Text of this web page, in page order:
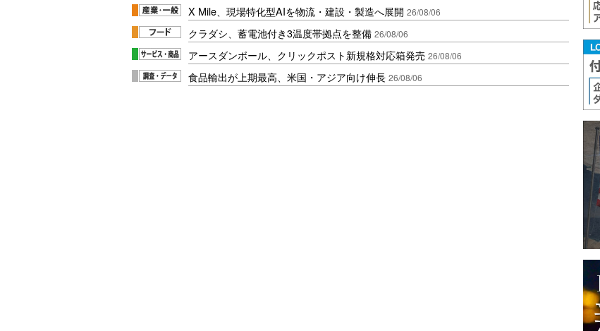
X Mile、現場特化型AIを物流・建設・製造へ展開 26/08/06
クラダシ、蓄電池付き3温度帯拠点を整備 26/08/06
アースダンボール、クリックポスト新規格対応箱発売 26/08/06
食品輸出が上期最高、米国・アジア向け伸長 26/08/06